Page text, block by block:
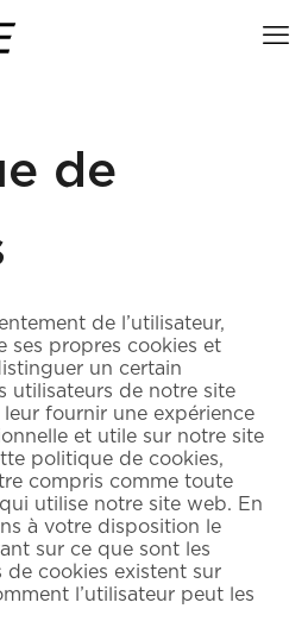
de
de l’utilisateur,
ses propres cookies et
un certain
utilisateurs de notre site
fournir une expérience
et utile sur notre site
politique de cookies,
compris comme toute
utilise notre site web. En
à votre disposition le
sur ce que sont les
de cookies existent sur
l’utilisateur peut les